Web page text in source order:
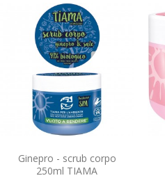
Ginepro - scrub corpo
250ml TIAMA